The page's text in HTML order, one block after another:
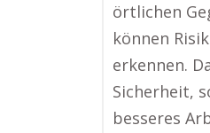
örtlichen
können
erkennen.
Sicherheit,
besseres